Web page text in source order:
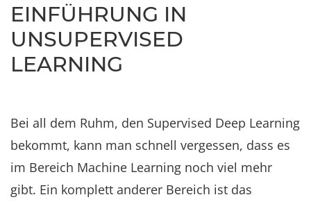
EINFÜHRUNG IN
UNSUPERVISED
LEARNING
Bei all dem Ruhm, den Supervised Deep Learning
bekommt, kann man schnell vergessen, dass es
im Bereich Machine Learning noch viel mehr
gibt. Ein komplett anderer Bereich ist das